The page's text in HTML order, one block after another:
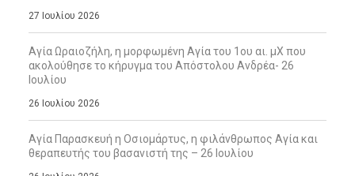
27 Ιουλίου 2026
Αγία Ωραιοζήλη, η μορφωμένη Αγία του 1ου αι. μΧ που
ακολούθησε το κήρυγμα του Απόστολου Ανδρέα- 26
Ιουλίου
26 Ιουλίου 2026
Αγία Παρασκευή η Οσιομάρτυς, η φιλάνθρωπος Αγία και
θεραπευτής του βασανιστή της – 26 Ιουλίου